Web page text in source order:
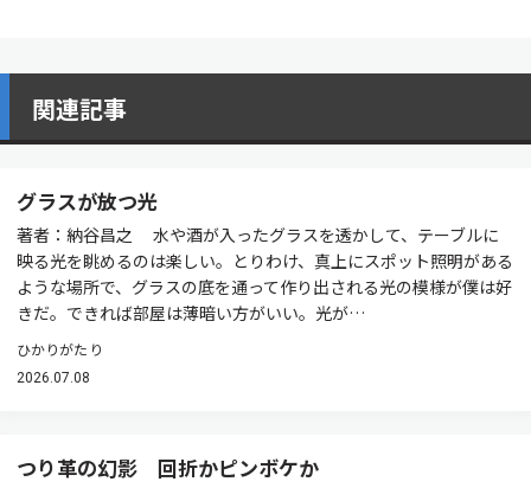
関連記事
グラスが放つ光
著者：納谷昌之 水や酒が入ったグラスを透かして、テーブルに
映る光を眺めるのは楽しい。とりわけ、真上にスポット照明がある
ような場所で、グラスの底を通って作り出される光の模様が僕は好
きだ。できれば部屋は薄暗い方がいい。光が…
ひかりがたり
2026.07.08
つり革の幻影 回折かピンボケか